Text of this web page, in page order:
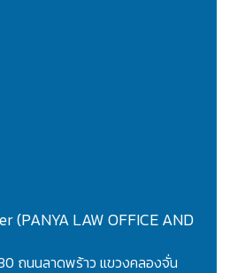
(PANYA LAW OFFICE AND
ถนนลาดพร้าว แขวงคลองจั่น